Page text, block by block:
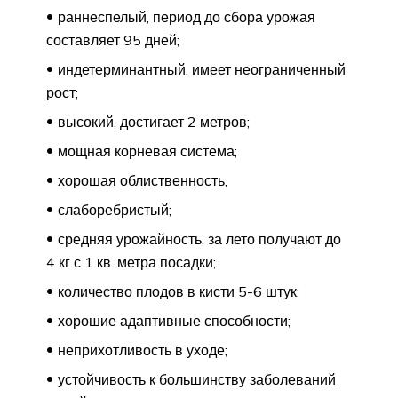
раннеспелый, период до сбора урожая
составляет 95 дней;
индетерминантный, имеет неограниченный
рост;
высокий, достигает 2 метров;
мощная корневая система;
хорошая облиственность;
слаборебристый;
средняя урожайность, за лето получают до
4 кг с 1 кв. метра посадки;
количество плодов в кисти 5-6 штук;
хорошие адаптивные способности;
неприхотливость в уходе;
устойчивость к большинству заболеваний